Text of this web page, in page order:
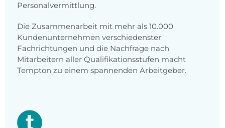
Personalvermittlung.
Die Zusammenarbeit mit mehr als 10.000
Kundenunternehmen verschiedenster
Fachrichtungen und die Nachfrage nach
Mitarbeitern aller Qualifikationsstufen macht
Tempton zu einem spannenden Arbeitgeber.